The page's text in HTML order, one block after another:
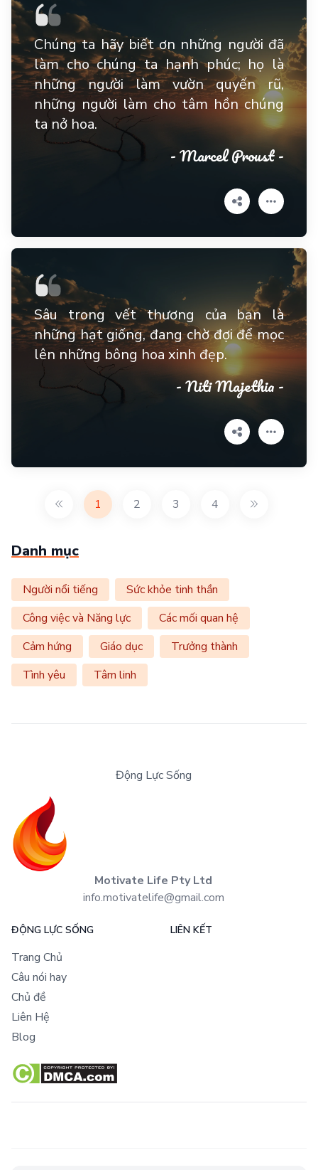
Chúng ta hãy biết ơn những người đã
làm cho chúng ta hạnh phúc; họ là
những người làm vườn quyến rũ,
những người làm cho tâm hồn chúng
ta nở hoa.
- Marcel Proust -
Sâu trong vết thương của bạn là
những hạt giống, đang chờ đợi để mọc
lên những bông hoa xinh đẹp.
- Niti Majethia -
1 2 3 4
Danh mục
Người nổi tiếng
Sức khỏe tinh thần
Công việc và Năng lực
Các mối quan hệ
Cảm hứng
Giáo dục
Trưởng thành
Tình yêu
Tâm linh
Động Lực Sống
Motivate Life Pty Ltd
info.motivatelife@gmail.com
ĐỘNG LỰC SỐNG
Trang Chủ
Câu nói hay
Chủ đề
Liên Hệ
Blog
LIÊN KẾT